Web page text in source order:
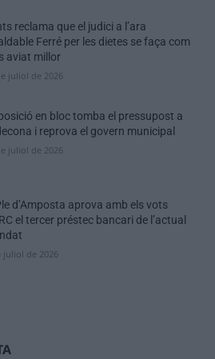
reclama que el judici a l’ara
Ferré per les dietes se faça com
aviat millor
juliol de 2026
en bloc tomba el pressupost a
i reprova el govern municipal
juliol de 2026
d’Amposta aprova amb els vots
el tercer préstec bancari de l’actual
juliol de 2026